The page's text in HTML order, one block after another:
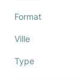
Format
Ville
Type